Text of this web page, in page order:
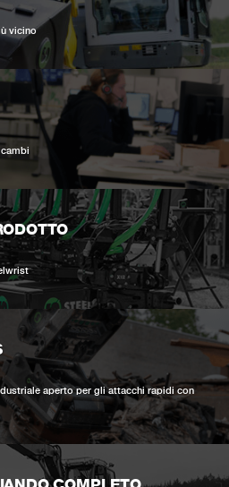
vicino
aperto per gli attacchi rapidi con